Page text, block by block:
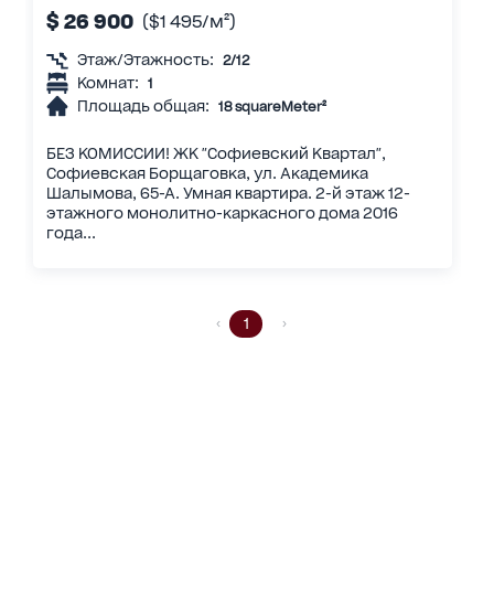
$ 26 900 ($1 495/м²)
Этаж/Этажность: 2/12
Комнат: 1
Площадь общая: 18 squareMeter²
БЕЗ КОМИССИИ! ЖК "Софиевский Квартал",
Софиевская Борщаговка, ул. Академика
Шалымова, 65-А. Умная квартира. 2-й этаж 12-
этажного монолитно-каркасного дома 2016
года...
1